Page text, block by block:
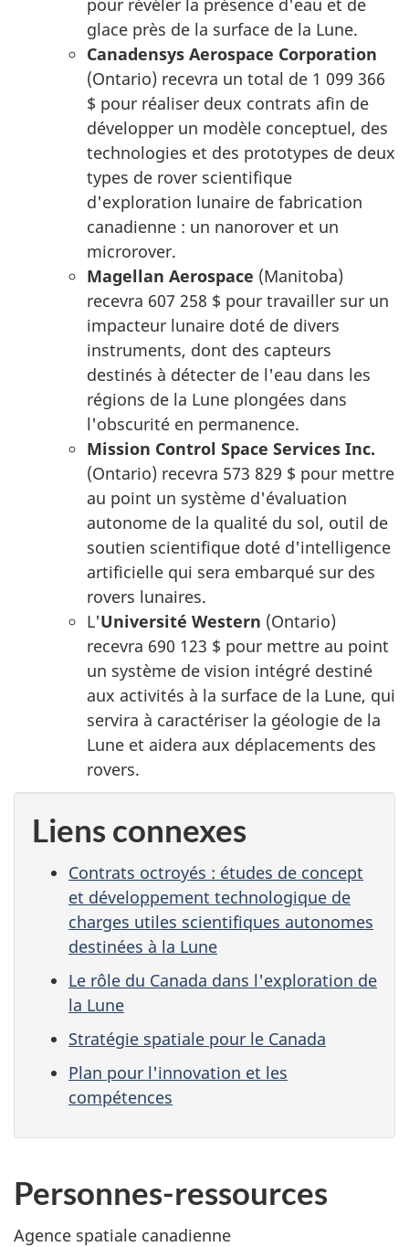
glace près de la surface de la Lune.
Canadensys Aerospace Corporation
(Ontario) recevra un total de 1 099 366
$ pour réaliser deux contrats afin de
développer un modèle conceptuel, des
technologies et des prototypes de deux
types de rover scientifique
d'exploration lunaire de fabrication
canadienne : un nanorover et un
microrover.
Magellan Aerospace (Manitoba)
recevra 607 258 $ pour travailler sur un
impacteur lunaire doté de divers
instruments, dont des capteurs
destinés à détecter de l'eau dans les
régions de la Lune plongées dans
l'obscurité en permanence.
Mission Control Space Services Inc.
(Ontario) recevra 573 829 $ pour mettre
au point un système d'évaluation
autonome de la qualité du sol, outil de
soutien scientifique doté d'intelligence
artificielle qui sera embarqué sur des
rovers lunaires.
L'Université Western (Ontario)
recevra 690 123 $ pour mettre au point
un système de vision intégré destiné
aux activités à la surface de la Lune, qui
servira à caractériser la géologie de la
Lune et aidera aux déplacements des
rovers.
Liens connexes
Contrats octroyés : études de concept
et développement technologique de
charges utiles scientifiques autonomes
destinées à la Lune
Le rôle du Canada dans l'exploration de
la Lune
Stratégie spatiale pour le Canada
Plan pour l'innovation et les
compétences
Personnes-ressources
Agence spatiale canadienne